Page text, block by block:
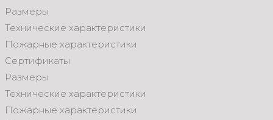
Размеры
Технические характеристики
Пожарные характеристики
Сертификаты
Размеры
Технические характеристики
Пожарные характеристики